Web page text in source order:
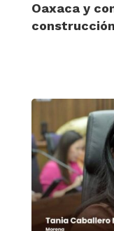
Oaxaca y